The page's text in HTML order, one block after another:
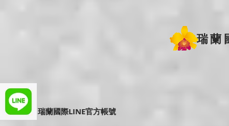
瑞蘭
​瑞蘭國際LINE官方帳號